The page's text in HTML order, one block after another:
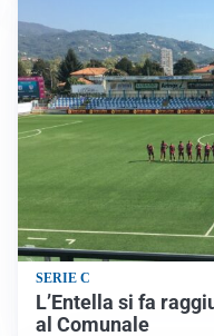
SERIE C
L’Entella si fa
al Comunale